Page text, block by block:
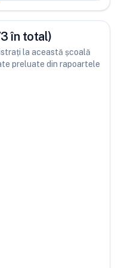
în total)
la această școală
preluate din rapoartele